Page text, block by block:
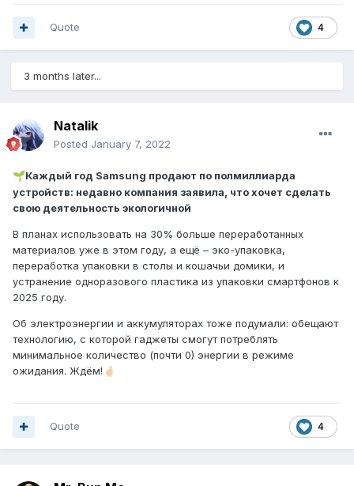
4
Quote
3 months later...
Natalik
Posted January 7, 2022
🌱Каждый год Samsung продают по полмиллиарда
устройств: недавно компания заявила, что хочет сделать
свою деятельность экологичной
В планах использовать на 30% больше переработанных
материалов уже в этом году, а ещё – эко-упаковка,
переработка упаковки в столы и кошачьи домики, и
устранение одноразового пластика из упаковки смартфонов к
2025 году.
Об электроэнергии и аккумуляторах тоже подумали: обещают
технологию, с которой гаджеты смогут потреблять
минимальное количество (почти 0) энергии в режиме
ожидания. Ждём! 🤞🏻
4
Quote